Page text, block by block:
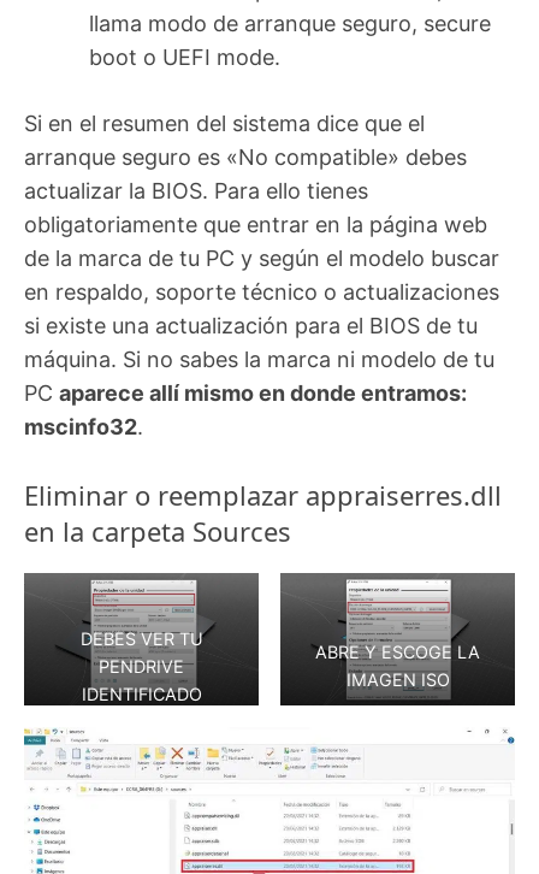
llama modo de arranque seguro, secure
boot o UEFI mode.
Si en el resumen del sistema dice que el
arranque seguro es «No compatible» debes
actualizar la BIOS. Para ello tienes
obligatoriamente que entrar en la página web
de la marca de tu PC y según el modelo buscar
en respaldo, soporte técnico o actualizaciones
si existe una actualización para el BIOS de tu
máquina. Si no sabes la marca ni modelo de tu
PC aparece allí mismo en donde entramos:
mscinfo32.
Eliminar o reemplazar appraiserres.dll
en la carpeta Sources
DEBES VER TU
PENDRIVE
IDENTIFICADO
ABRE Y ESCOGE LA
IMAGEN ISO